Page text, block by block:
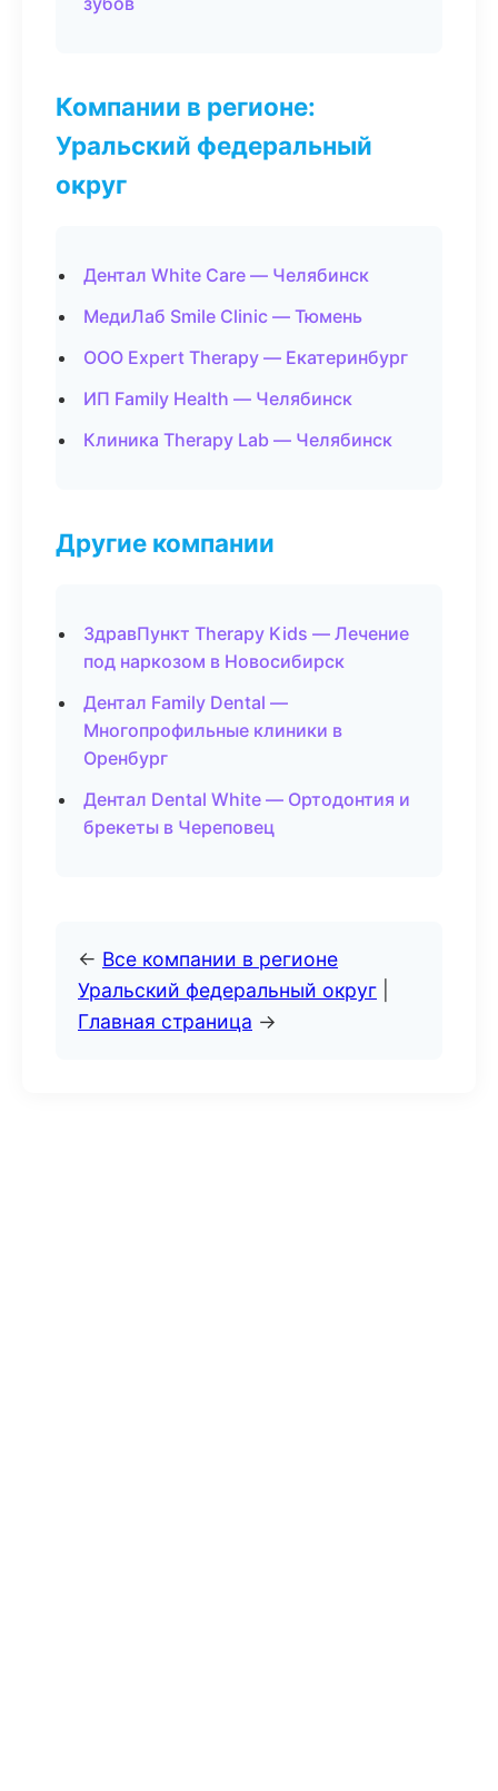
Компании в регионе:
Уральский федеральный
округ
Дентал White Care — Челябинск
МедиЛаб Smile Clinic — Тюмень
ООО Expert Therapy — Екатеринбург
ИП Family Health — Челябинск
Клиника Therapy Lab — Челябинск
Другие компании
ЗдравПункт Therapy Kids — Лечение
под наркозом в Новосибирск
Дентал Family Dental —
Многопрофильные клиники в
Оренбург
Дентал Dental White — Ортодонтия и
брекеты в Череповец
← Все компании в регионе
Уральский федеральный округ
Главная страница →